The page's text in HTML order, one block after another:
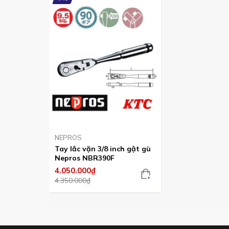
Tham khảo thêm 1 số loại tay lắc vặn 3/8 inch của
NEPROS
Tay lắc vặn 3/8 inch gật gù
Nepros NBR390F
4.050.000₫
4.350.000₫